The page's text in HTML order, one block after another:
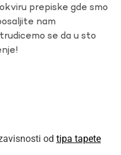
prepiske gde smo
nam
se da u sto
od tipa tapete